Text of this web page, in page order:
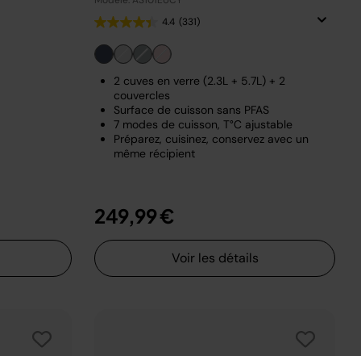
4.4 (331)
2 cuves en verre (2.3L + 5.7L) + 2
couvercles
Surface de cuisson sans PFAS
7 modes de cuisson, T°C ajustable
Préparez, cuisinez, conservez avec un
même récipient
249,99 €
Voir les détails